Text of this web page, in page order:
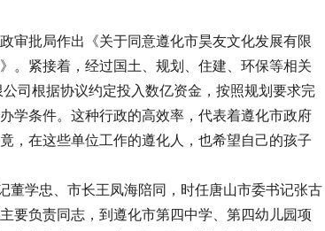
审批局作出《关于同意遵化市昊友文化发展有限
。紧接着，经过国土、规划、住建、环保等相关
司根据协议约定投入数亿资金，按照规划要求完
学条件。这种行政的高效率，代表着遵化市政府
，在这些单位工作的遵化人，也希望自己的孩子
学忠、市长王凤海陪同，时任唐山市委书记张古
要负责同志，到遵化市第四中学、第四幼儿园项